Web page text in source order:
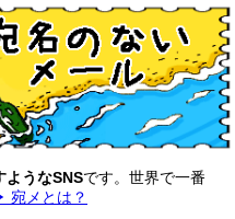
ようなSNSです。世界で一番
宛メとは？